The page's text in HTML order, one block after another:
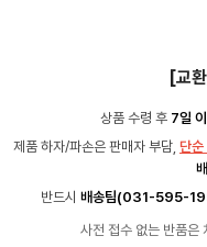
[교
상품 수령 후 7일
제품 하자/파손은 판매자 부담, 단순
반드시 배송팀(031-595-
사전 접수 없는 반품은